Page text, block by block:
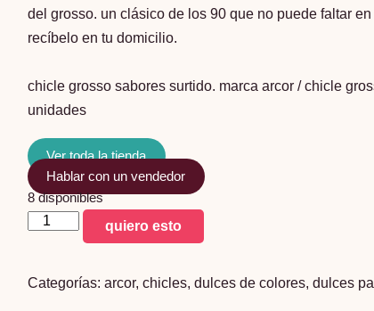
del grosso. un clásico de los 90 que no puede faltar
recíbelo en tu domicilio.
chicle grosso sabores surtido. marca arcor / chicle
unidades
Ver toda la tienda
Hablar con un vendedor
8 disponibles
chicle
surtidos
quiero esto
Categorías: arcor, chicles, dulces de colores, dulces